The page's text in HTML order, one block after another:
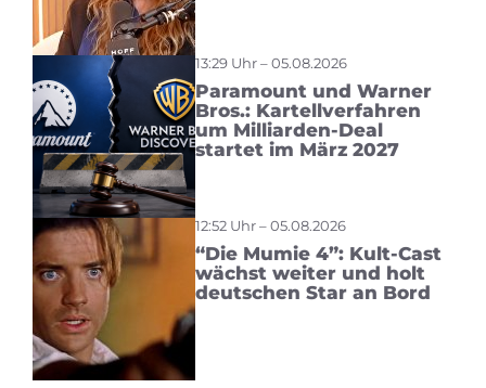
13:29 Uhr – 05.08.2026
Paramount und Warner
Bros.: Kartellverfahren
um Milliarden-Deal
startet im März 2027
12:52 Uhr – 05.08.2026
“Die Mumie 4”: Kult-Cast
wächst weiter und holt
deutschen Star an Bord